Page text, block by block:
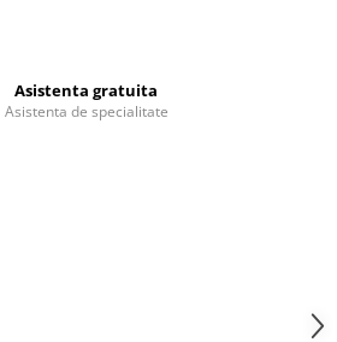
Asistenta gratuita
Asistenta de specialitate